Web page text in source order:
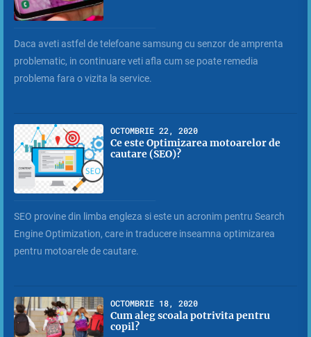
Daca aveti astfel de telefoane samsung cu senzor de amprenta
problematic, in continuare veti afla cum se poate remedia
problema fara o vizita la service.
OCTOMBRIE 22, 2020
Ce este Optimizarea motoarelor de
cautare (SEO)?
SEO provine din limba engleza si este un acronim pentru Search
Engine Optimization, care in traducere inseamna optimizarea
pentru motoarele de cautare.
OCTOMBRIE 18, 2020
Cum aleg scoala potrivita pentru
copil?